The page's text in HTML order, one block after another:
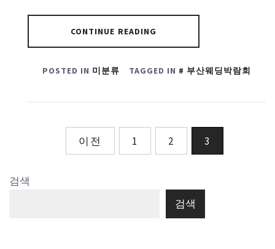
CONTINUE READING
POSTED IN 미분류 TAGGED IN 부산웨딩박람회
이
이전 1 2 3
검색
검색